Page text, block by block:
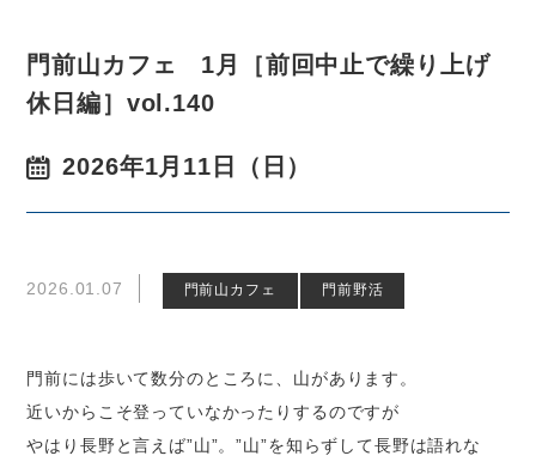
門前山カフェ 1月［前回中止で繰り上げ
休日編］vol.140
2026年1月11日（日）
2026.01.07 門前山カフェ 門前野活
門前には歩いて数分のところに、山があります。
近いからこそ登っていなかったりするのですが
やはり長野と言えば”山”。”山”を知らずして長野は語れな